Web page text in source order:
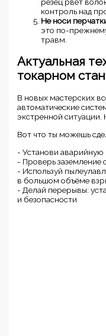
контроль над
Не носи
это по-
травм.
Актуальная
токарном
В новых мастерских
автоматические
экстренной ситуации.
Вот что ты можешь
- Установи аварийную
- Проверь заземление
- Используй
в большом объёме
- Делай перерывы:
и безопасности